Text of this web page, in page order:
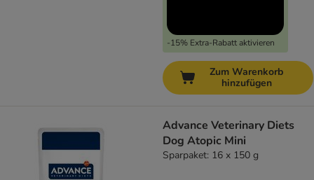
-15% Extra-Rabatt aktivieren
Zum Warenkorb
hinzufügen
Advance Veterinary Diets
Dog Atopic Mini
Sparpaket: 16 x 150 g